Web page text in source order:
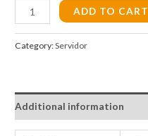
Servidor
para
web
ADD TO CART
Category:Servidor
Additional information